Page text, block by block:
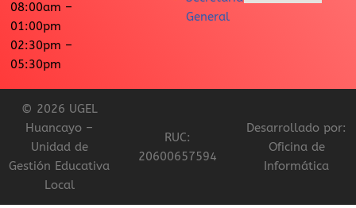
08:00am –
01:00pm
02:30pm –
05:30pm
General
© 2026 UGEL
Huancayo –
Unidad de
Gestión Educativa
Local
RUC:
20600657594
Desarrollado por:
Oficina de
Informática